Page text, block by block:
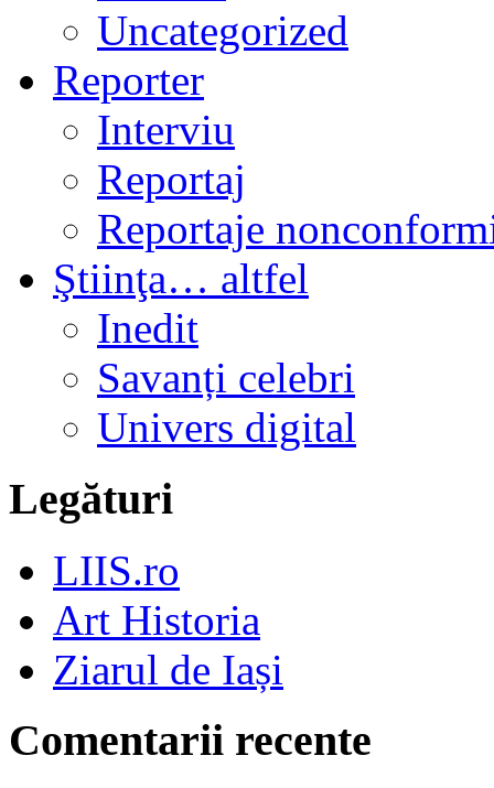
Uncategorized
Reporter
Interviu
Reportaj
Reportaje
Ştiinţa… altfel
Inedit
Savanți celebri
Univers digital
Legături
LIIS.ro
Art Historia
Ziarul de Iași
Comentarii recente